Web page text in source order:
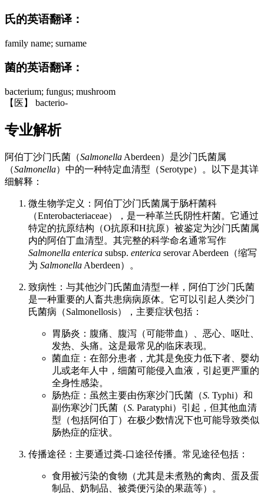
氏的英语翻译：
family name; surname
菌的英语翻译：
bacterium; fungus; mushroom
【医】 bacterio-
专业解析
阿伯丁沙门氏菌（Salmonella Aberdeen）是沙门氏菌属
（Salmonella）中的一种特定血清型（Serotype）。以下是其详
细解释：
微生物学定义：阿伯丁沙门氏菌属于肠杆菌科
（Enterobacteriaceae），是一种革兰氏阴性杆菌。它通过
特定的抗原结构（O抗原和H抗原）被鉴定为沙门氏菌属
内的阿伯丁血清型。其完整的科学命名通常写作
Salmonella enterica subsp. enterica serovar Aberdeen（缩写
为 Salmonella Aberdeen）。
致病性：与其他沙门氏菌血清型一样，阿伯丁沙门氏菌
是一种重要的人畜共患病病原体。它可以引起人类沙门
氏菌病（Salmonellosis），主要症状包括：
胃肠炎：腹痛、腹泻（可能带血）、恶心、呕吐、
发热、头痛。这是最常见的临床表现。
菌血症：在部分患者，尤其是免疫力低下者、婴幼
儿或老年人中，细菌可能侵入血液，引起更严重的
全身性感染。
肠热症：虽然主要由伤寒沙门氏菌（S. Typhi）和
副伤寒沙门氏菌（S. Paratyphi）引起，但其他血清
型（包括阿伯丁）在极少数情况下也可能导致类似
肠热症的症状。
传播途径：主要通过粪-口途径传播。常见途径包括：
食用被污染的食物（尤其是未煮熟的禽肉、蛋及蛋
制品、奶制品、被粪便污染的果蔬等）。